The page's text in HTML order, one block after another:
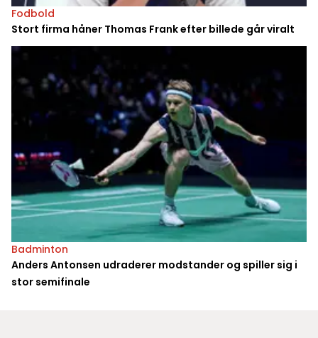
Fodbold
Stort firma håner Thomas Frank efter billede går viralt
Badminton
Anders Antonsen udraderer modstander og spiller sig i
stor semifinale